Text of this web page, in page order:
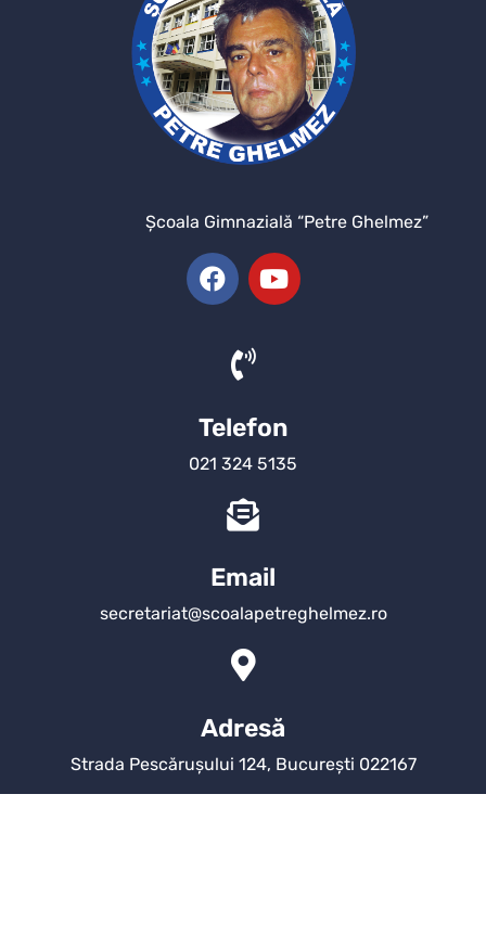
Şcoala Gimnazială “Petre Ghelmez”
Telefon
021 324 5135
Email
secretariat@scoalapetreghelmez.ro
Adresă
Strada Pescărușului 124, București 022167